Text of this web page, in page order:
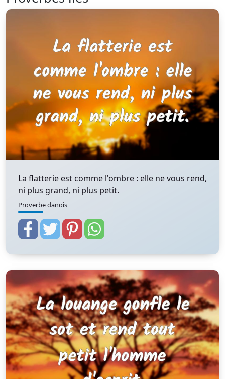
La flatterie est comme l'ombre : elle ne vous rend,
ni plus grand, ni plus petit.
Proverbe danois